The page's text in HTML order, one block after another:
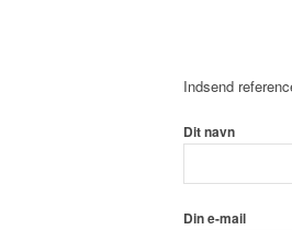
Indsend
Dit navn
Din e-mail